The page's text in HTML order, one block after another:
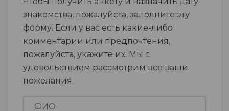
знакомства, пожалуйста, заполните эту
форму. Если у вас есть какие-либо
комментарии или предпочтения,
пожалуйста, укажите их. Мы с
удовольствием рассмотрим все ваши
пожелания.